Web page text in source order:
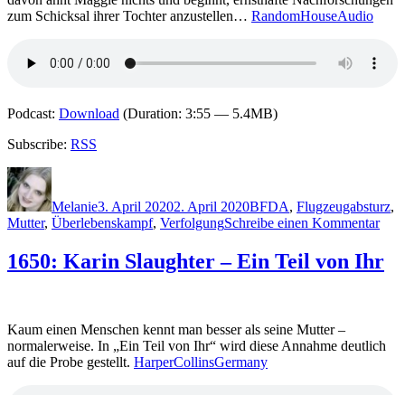
zum Schicksal ihrer Tochter anzustellen… RandomHouseAudio
Podcast: Download (Duration: 3:55 — 5.4MB)
Subscribe: RSS
Autor
Melanie3. April 20202. April 2020BFDA, Flugzeugabsturz,
Mutter, Überlebenskampf, VerfolgungSchreibe einen Kommentarzu
1650: Karin Slaughter – Ein Teil von Ihr
Kaum einen Menschen kennt man besser als seine Mutter –
normalerweise. In „Ein Teil von Ihr“ wird diese Annahme deutlich
auf die Probe gestellt. HarperCollinsGermany